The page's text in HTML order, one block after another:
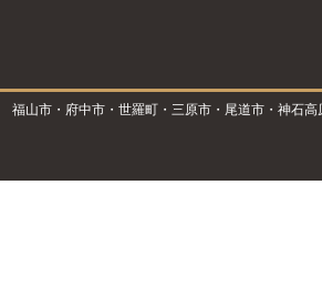
山市・府中市・世羅町・三原市・尾道市・神石高